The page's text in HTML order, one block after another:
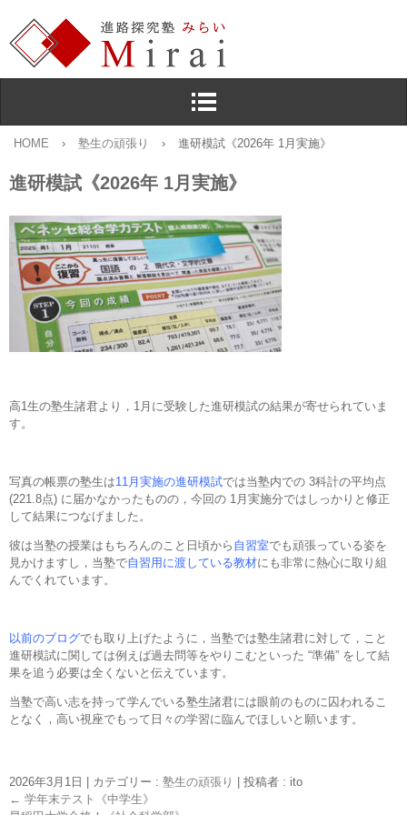
HOME › 塾生の頑張り › 進研模試《2026年 1月実施》
進研模試《2026年 1月実施》
高1生の塾生諸君より，1月に受験した進研模試の結果が寄せられていま
す。
写真の帳票の塾生は11月実施の進研模試では当塾内での 3科計の平均点
(221.8点) に届かなかったものの，今回の 1月実施分ではしっかりと修正
して結果につなげました。
彼は当塾の授業はもちろんのこと日頃から 自習室でも頑張っている姿を
見かけますし，当塾で自習用に渡している教材にも非常に熱心に取り組
んでくれています。
以前のブログでも取り上げたように，当塾では塾生諸君に対して，こと
進研模試に関しては例えば過去問等をやりこむといった “準備” をして結
果を追う必要は全くないと伝えています。
当塾で高い志を持って学んでいる塾生諸君には眼前のものに囚われるこ
となく，高い視座でもって日々の学習に臨んでほしいと願います。
2026年3月1日 カテゴリー : 塾生の頑張り
投稿者 : ito
← 学年末テスト《中学生》